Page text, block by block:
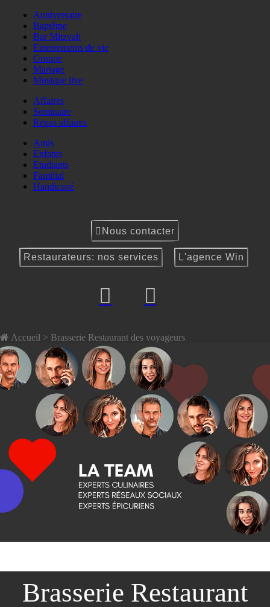
Anniversaire
Baptême
Bar Mitzvah
Enterrements de vie
Groupe
Mariage
Musique live
Affaires
Seminaire
Repas affaires
Amis
Enfants
Etudiants
Familial
Handicapé
Nous contacter
Restaurateurs: nos services L'agence Win
Accueil > Brasserie Restaurant des voyageurs
Brasserie Restaurant